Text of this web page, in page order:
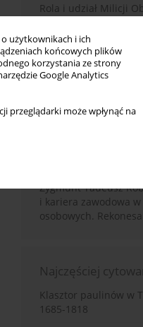
użytkownikach i ich
końcowych plików
korzystania ze strony
Google Analytics
przeglądarki może wpłynąć na
Rola i udział Milicji
kampanii wyborczej
PRL I kadencji z 26
w świetle
Głównej MO oraz
Bezpieczeństwa
przykładzie
Wyszyńskiego
województwa
Melancholia Księcia
Zygmunt Tadeusz
i kariera zawodowa
osobowych.
Najczęściej
Klasztor paulinów w
1685-1818